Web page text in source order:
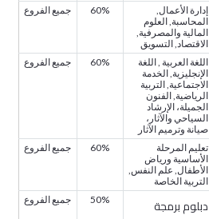
إدارة الأعمال,
المحاسبة, العلوم
المالية والمصرفية,
الاقتصاد, التسويق
60% جميع الفروع
اللغة العربية , اللغة
الإنجليزية, الخدمة
الاجتماعية, التربية
الرياضية, الفنون
الجميلة، الإرشاد
السياحي والآثار،
صيانة وترميم الآثار
60% جميع الفروع
تعليم المرحلة
الأساسية ورياض
الأطفال, علم النفس,
التربية الخاصة
60% جميع الفروع
دبلوم برمجة
50% جميع الفروع